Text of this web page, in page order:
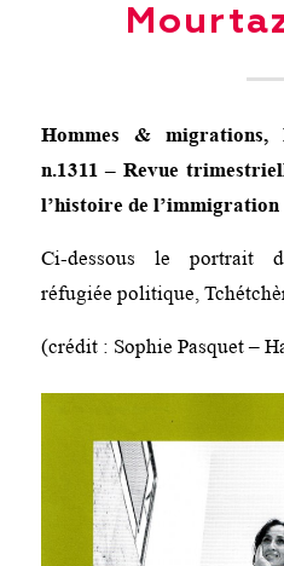
Hommes & migrations,
n.1311 – Revue
l’histoire de l’immigration
Ci-dessous le portrait
réfugiée politique,
(crédit : Sophie Pasquet –